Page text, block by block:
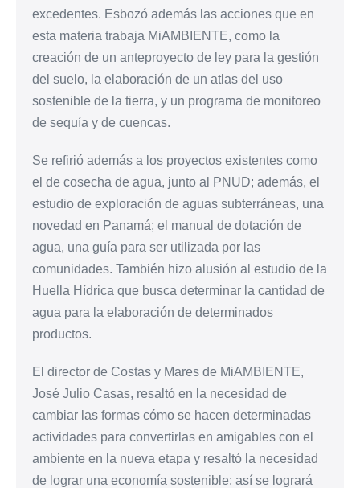
excedentes. Esbozó además las acciones que en
esta materia trabaja MiAMBIENTE, como la
creación de un anteproyecto de ley para la gestión
del suelo, la elaboración de un atlas del uso
sostenible de la tierra, y un programa de monitoreo
de sequía y de cuencas.
Se refirió además a los proyectos existentes como
el de cosecha de agua, junto al PNUD; además, el
estudio de exploración de aguas subterráneas, una
novedad en Panamá; el manual de dotación de
agua, una guía para ser utilizada por las
comunidades. También hizo alusión al estudio de la
Huella Hídrica que busca determinar la cantidad de
agua para la elaboración de determinados
productos.
El director de Costas y Mares de MiAMBIENTE,
José Julio Casas, resaltó en la necesidad de
cambiar las formas cómo se hacen determinadas
actividades para convertirlas en amigables con el
ambiente en la nueva etapa y resaltó la necesidad
de lograr una economía sostenible; así se logrará